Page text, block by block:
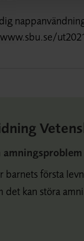
första
det kan störa